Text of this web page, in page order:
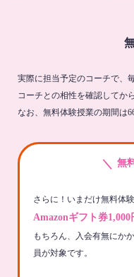
実際に担当予定のコーチで、
コーチとの相性を確認してか
なお、無料体験授業の期間は
＼ 無
さらに！いまだけ無料体
Amazonギフト券1,000
もちろん、入会有無にか
員が対象です。